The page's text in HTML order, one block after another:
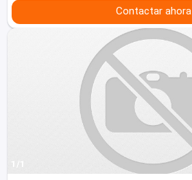
Contactar ahora
1/1